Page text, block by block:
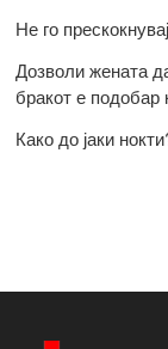
Не го
Дозволи жената
бракот е подобар
Како до јаки